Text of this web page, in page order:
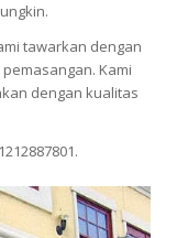
tawarkan dengan
Kami
dengan kualitas